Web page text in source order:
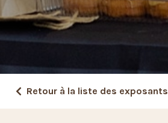
Retour à la liste des exposants